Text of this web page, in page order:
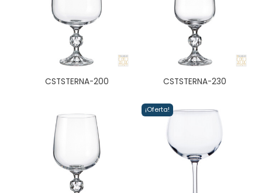
CSTSTERNA-200 CSTSTERNA-230
¡Oferta!